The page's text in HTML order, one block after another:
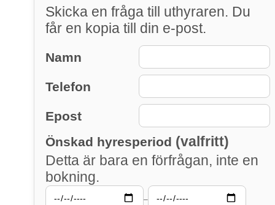
Skicka en fråga till uthyraren. Du
får en kopia till din e-post.
Namn
Telefon
Epost
Önskad hyresperiod (valfritt)
Detta är bara en förfrågan, inte en
bokning.
–